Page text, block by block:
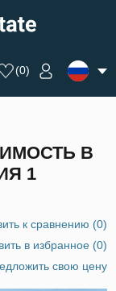
(0)
В
1
к сравнению (0)
в избранное(0)
свою цену